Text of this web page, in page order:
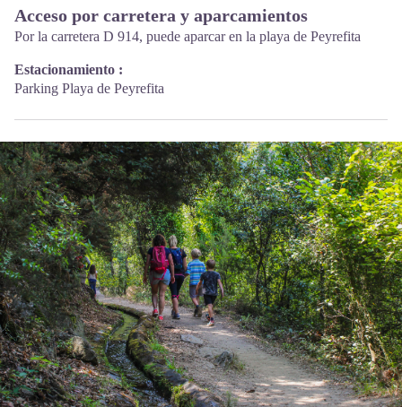
Acceso por carretera y aparcamientos
Por la carretera D 914, puede aparcar en la playa de Peyrefita
Estacionamiento :
Parking Playa de Peyrefita